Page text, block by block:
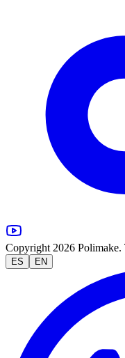
Copyright 2026 Polimake.
ES EN